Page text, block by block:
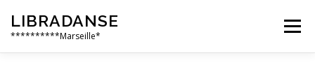
contenu
LIBRADANSE
**********Marseille*
Menu